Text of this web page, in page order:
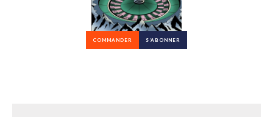
COMMANDER S’ABONNER